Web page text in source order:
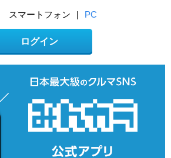
スマートフォン | PC
ログイン